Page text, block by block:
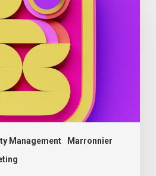
Management
Marronnier